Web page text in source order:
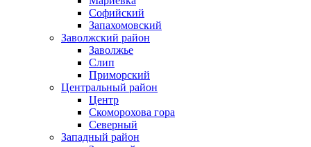
Софийский
Запахомовский
Заволжский район
Заволжье
Слип
Приморский
Центральный район
Центр
Скоморохова гора
Северный
Западный район